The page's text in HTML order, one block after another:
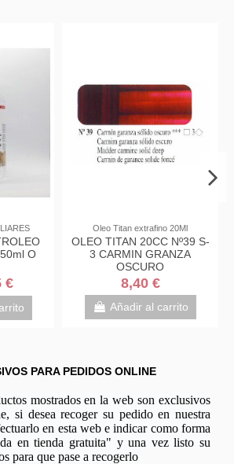
O
€
Oleo Titan extrafino 20Ml
OLEO TITAN 20CC Nº39 S-
3 CARMIN GRANZA
OSCURO
8,40 €
Añadir al carrito
PARA PEDIDOS ONLINE
mostrados en la web son exclusivos
si desea recoger su pedido en nuestra
en esta web e indicar como forma
en tienda gratuita" y una vez listo su
para que pase a recogerlo